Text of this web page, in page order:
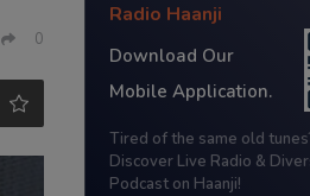
0
Radio Haanji
Download Our
Mobile Application.
Tired of the same old
Discover Live Radio &
Podcast on Haanji!